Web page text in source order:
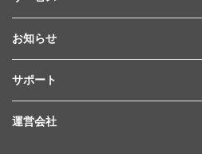
お知らせ
サポート
運営会社